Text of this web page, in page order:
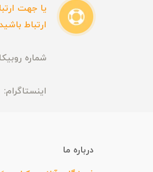
یا جهت
ارتباط
شماره روبیکا و
اینستاگرام:
درباره ما